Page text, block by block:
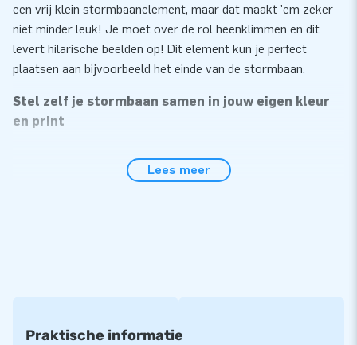
een vrij klein stormbaanelement, maar dat maakt 'em zeker
niet minder leuk! Je moet over de rol heenklimmen en dit
levert hilarische beelden op! Dit element kun je perfect
plaatsen aan bijvoorbeeld het einde van de stormbaan.
Stel zelf je stormbaan samen in jouw eigen kleur
en print
sensatie! Deze stormbaan is in lengte en breedte ruimer dan
eyecatcher!
Lees meer
Praktische informatie